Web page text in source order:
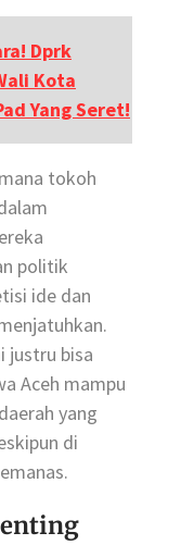
Dprk
Kota
Yang Seret!
tokoh
politik
ide dan
justru bisa
Aceh mampu
yang
di